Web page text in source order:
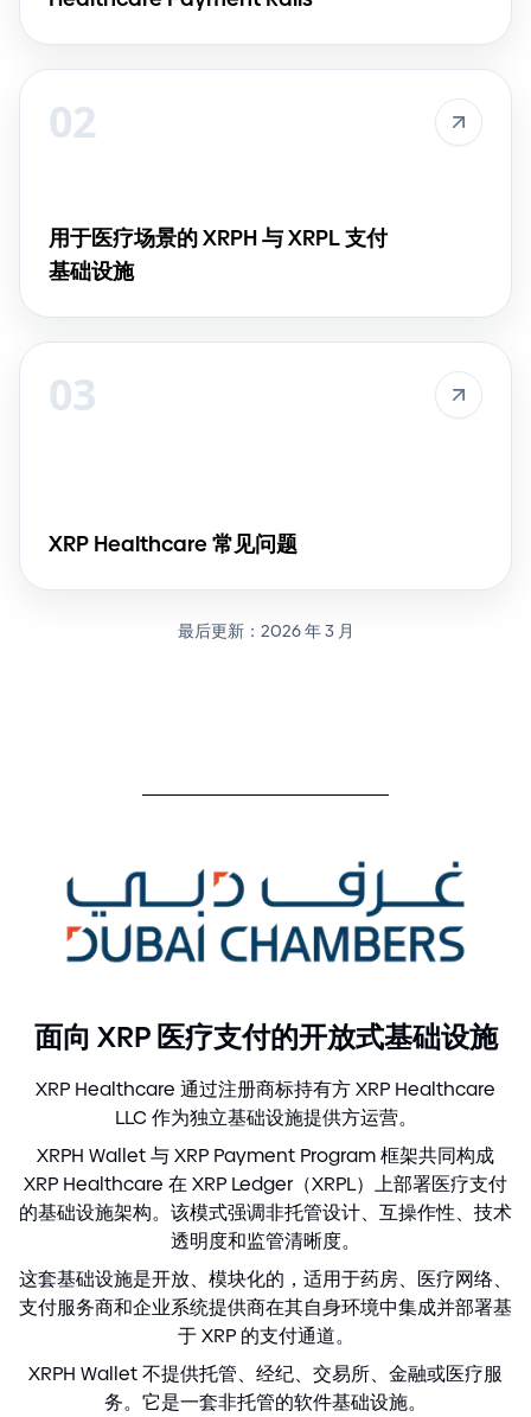
02
用于医疗场景的 XRPH 与 XRPL 支付
基础设施
03
XRP Healthcare 常见问题
最后更新：2026 年 3 月
面向 XRP 医疗支付的开放式基础设施
XRP Healthcare 通过注册商标持有方 XRP Healthcare
LLC 作为独立基础设施提供方运营。
XRPH Wallet 与 XRP Payment Program 框架共同构成
XRP Healthcare 在 XRP Ledger（XRPL）上部署医疗支付
的基础设施架构。该模式强调非托管设计、互操作性、技术
透明度和监管清晰度。
这套基础设施是开放、模块化的，适用于药房、医疗网络、
支付服务商和企业系统提供商在其自身环境中集成并部署基
于 XRP 的支付通道。
XRPH Wallet 不提供托管、经纪、交易所、金融或医疗服
务。它是一套非托管的软件基础设施。